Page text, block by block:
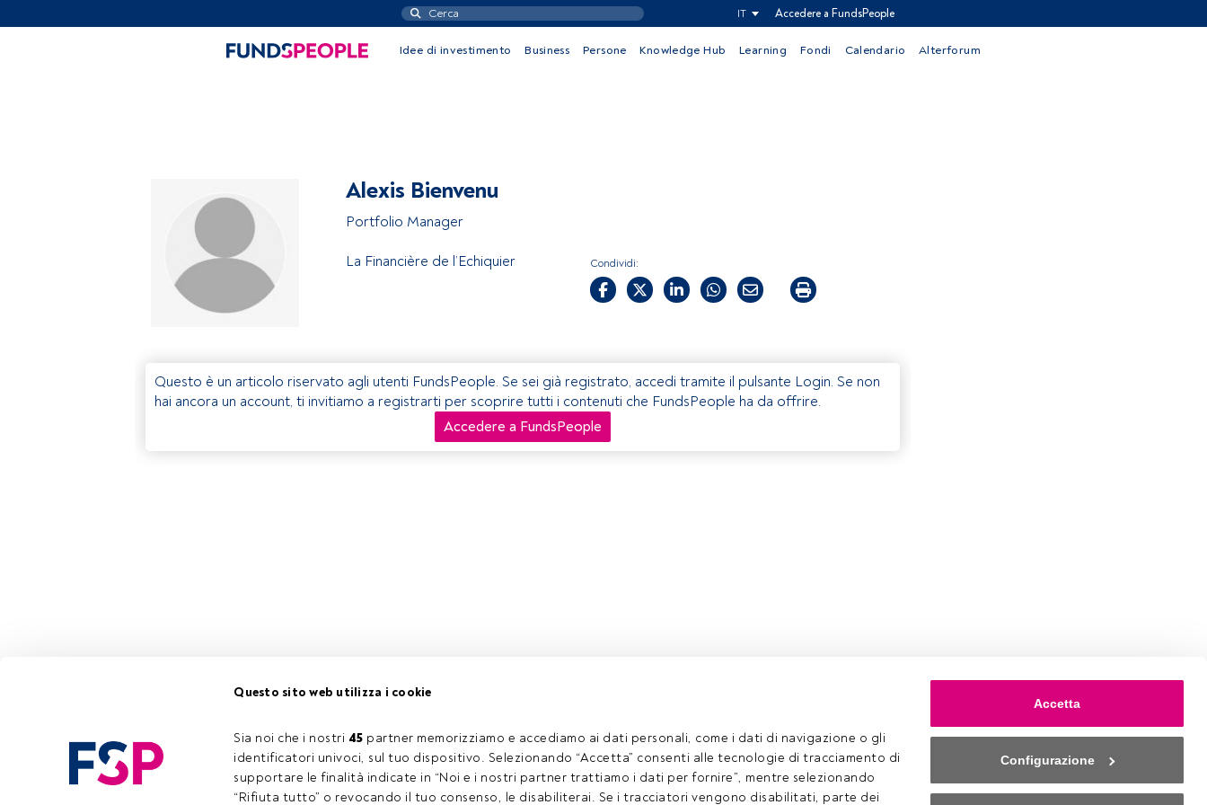
Questo sito web utilizza i cookie
Sia noi che i nostri 45 partner memorizziamo e accediamo ai dati personali, come i dati di navigazione o gli
identificatori univoci, sul tuo dispositivo. Selezionando “Accetta” consenti alle tecnologie di tracciamento di
supportare le finalità indicate in “Noi e i nostri partner trattiamo i dati per fornire”, mentre selezionando
“Rifiuta tutto” o revocando il tuo consenso, le disabiliterai. Se i tracciatori vengono disabilitati, parte dei
Accetta
Configurazione
IT Accedere a FundsPeople
Idee di investimento Business Persone Knowledge Hub Learning Fondi Calendario Alterforum
Alexis Bienvenu
Portfolio Manager
La Financière de l’Echiquier Condividi:
Questo è un articolo riservato agli utenti FundsPeople. Se sei già registrato, accedi tramite il pulsante Login. Se non
hai ancora un account, ti invitiamo a registrarti per scoprire tutti i contenuti che FundsPeople ha da offrire.
Accedere a FundsPeople